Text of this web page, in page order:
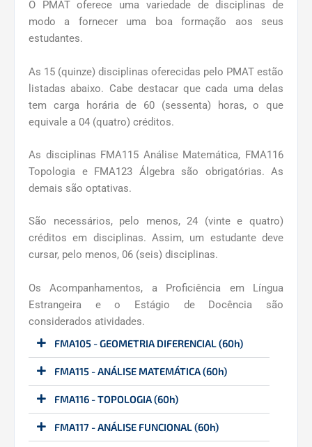
O PMAT oferece uma variedade de disciplinas de
modo a fornecer uma boa formação aos seus
estudantes.
As 15 (quinze) disciplinas oferecidas pelo PMAT estão
listadas abaixo. Cabe destacar que cada uma delas
tem carga horária de 60 (sessenta) horas, o que
equivale a 04 (quatro) créditos.
As disciplinas FMA115 Análise Matemática, FMA116
Topologia e FMA123 Álgebra são obrigatórias. As
demais são optativas.
São necessários, pelo menos, 24 (vinte e quatro)
créditos em disciplinas. Assim, um estudante deve
cursar, pelo menos, 06 (seis) disciplinas.
Os Acompanhamentos, a Proficiência em Língua
Estrangeira e o Estágio de Docência são
considerados atividades.
FMA105 - GEOMETRIA DIFERENCIAL (60h)
FMA115 - ANÁLISE MATEMÁTICA (60h)
FMA116 - TOPOLOGIA (60h)
FMA117 - ANÁLISE FUNCIONAL (60h)